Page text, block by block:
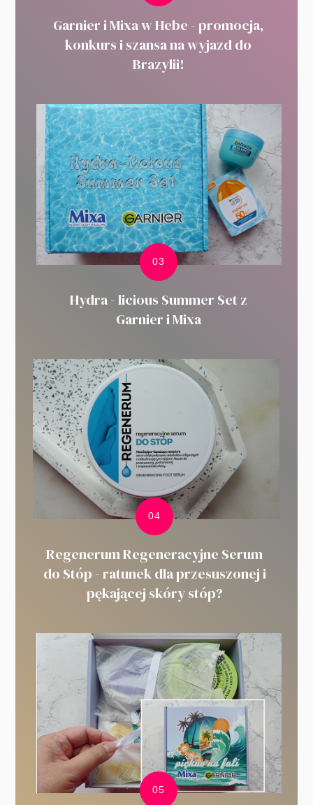
Garnier i Mixa w Hebe - promocja,
konkurs i szansa na wyjazd do
Brazylii!
Hydra - licious Summer Set z
Garnier i Mixa
Regenerum Regeneracyjne Serum
do Stóp - ratunek dla przesuszonej i
pękającej skóry stóp?